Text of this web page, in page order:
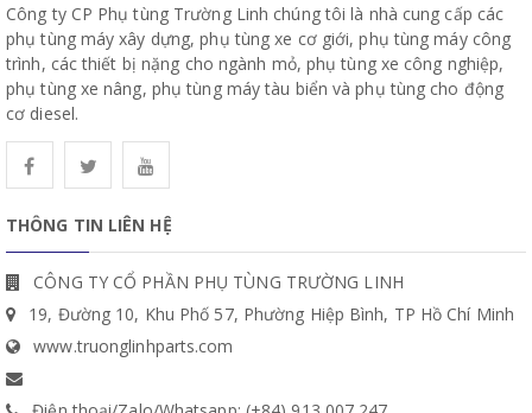
Công ty CP Phụ tùng Trường Linh chúng tôi là nhà cung cấp các
phụ tùng máy xây dựng, phụ tùng xe cơ giới, phụ tùng máy công
trình, các thiết bị nặng cho ngành mỏ, phụ tùng xe công nghiệp,
phụ tùng xe nâng, phụ tùng máy tàu biển và phụ tùng cho động
cơ diesel.
THÔNG TIN LIÊN HỆ
CÔNG TY CỔ PHẦN PHỤ TÙNG TRƯỜNG LINH
19, Đường 10, Khu Phố 57, Phường Hiệp Bình, TP Hồ Chí Minh
www.truonglinhparts.com